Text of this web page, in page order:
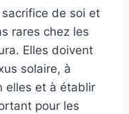
de soi et
rares chez les
Elles doivent
solaire, à
elles et à établir
pour les